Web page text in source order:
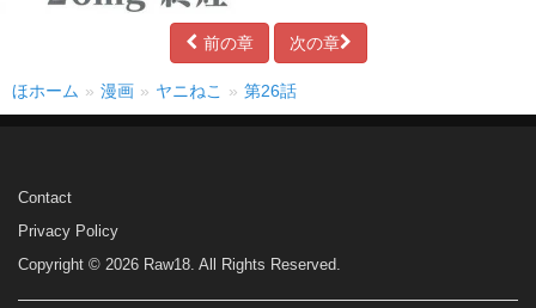
前の章 次の章
ほホーム 漫画 ヤニねこ 第26話
Contact
Privacy Policy
Copyright © 2026 Raw18. All Rights Reserved.